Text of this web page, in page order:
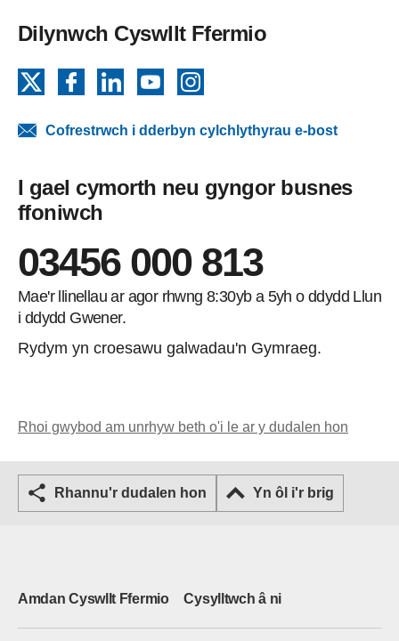
Dilynwch Cyswllt Ffermio
FacebookLinkedInYouTube
Cofrestrwch i dderbyn cylchlythyrau e-bost
I gael cymorth neu gyngor busnes
ffoniwch
03456 000 813
Mae'r llinellau ar agor rhwng 8:30yb a 5yh o ddydd Llun
i ddydd Gwener.
Rydym yn croesawu galwadau'n Gymraeg.
Rhoi gwybod am unrhyw beth o'i le ar y dudalen hon
Rhannu'r dudalen hon Yn ôl i'r brig
Amdan Cyswllt Ffermio Cysylltwch â ni